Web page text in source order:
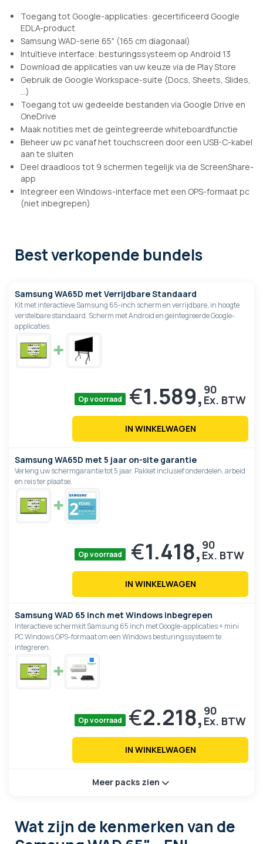
Toegang tot Google-applicaties: gecertificeerd Google
EDLA-product
Samsung WAD-serie 65" (165 cm diagonaal)
Intuïtieve interface: besturingssysteem op Android 13
Download de applicaties van uw keuze via de Play Store
Gebruik de Google Workspace-suite (Docs, Sheets, Slides,
...)
Toegang tot uw gedeelde bestanden via Google Drive en
OneDrive
Maak notities met de geïntegreerde whiteboardfunctie
Beheer uw pc vanaf het touchscreen door een USB-C-kabel
aan te sluiten
Deel draadloos tot 9 schermen tegelijk via de ScreenShare-
app
Integreer een Windows-interface met een OPS-formaat pc
(niet inbegrepen)
Best verkopende bundels
Samsung WA65D met Verrijdbare Standaard
Kit met interactieve Samsung 65-inch scherm en verrijdbare, in hoogte
verstelbare standaard. Scherm met Android en geïntegreerde Google-
applicaties.
Op voorraad €1.589, 90
IN WINKELWAGEN
Samsung WA65D met 5 jaar on-site garantie
Verleng uw schermgarantie tot 5 jaar. Pakket inclusief onderdelen, arbeid
en reis ter plaatse.
Op voorraad €1.418, 90
IN WINKELWAGEN
Samsung WAD 65 inch met Windows inbegrepen
Interactieve schermkit Samsung 65 inch met Google-applicaties + mini
PC Windows OPS-formaat om een Windows besturingssysteem te
integreren.
Op voorraad €2.218, 90
IN WINKELWAGEN
Meer packs zien
Wat zijn de kenmerkenvan de